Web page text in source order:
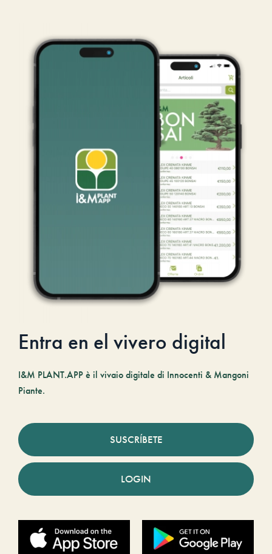
Entra en el vivero digital
I&M PLANT.APP è il vivaio digitale di Innocenti & Mangoni
Piante.
SUSCRÍBETE
LOGIN